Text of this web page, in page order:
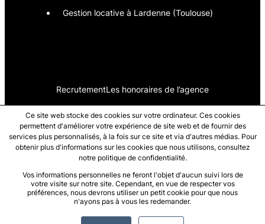
Ce site web stocke des cookies sur votre ordinateur. Ces cookies
permettent d'améliorer votre expérience de site web et de fournir des
services plus personnalisés, à la fois sur ce site et via d'autres médias. Pour
obtenir plus d'informations sur les cookies que nous utilisons, consultez
notre politique de confidentialité.
Vos informations personnelles ne feront l'objet d'aucun suivi lors de
votre visite sur notre site. Cependant, en vue de respecter vos
préférences, nous devrons utiliser un petit cookie pour que nous
n'ayons pas à vous les redemander.
Gestion locative à Lardenne (Toulouse)
RecrutementLes honoraires de l’agence
La rédactionMentions légales